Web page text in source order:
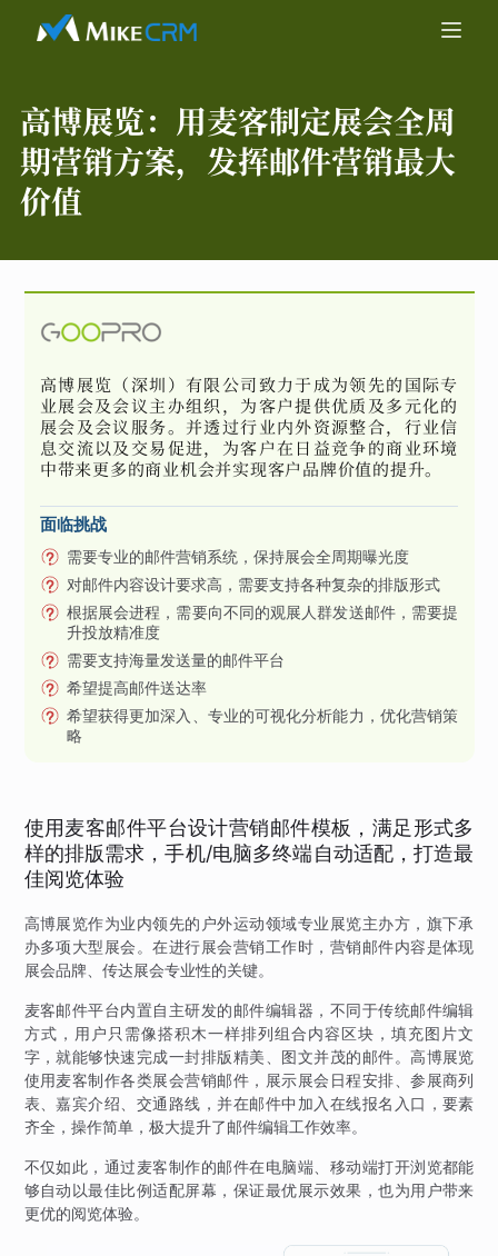
高博展览： 用麦客制定展会全周
期营销方案，发挥邮件营销最大
价值
高博展览（深圳）有限公司致力于成为领先的国际专
业展会及会议主办组织，为客户提供优质及多元化的
展会及会议服务。并透过行业内外资源整合，行业信
息交流以及交易促进，为客户在日益竞争的商业环境
中带来更多的商业机会并实现客户品牌价值的提升。
面临挑战
需要专业的邮件营销系统，保持展会全周期曝光度
对邮件内容设计要求高，需要支持各种复杂的排版形式
根据展会进程，需要向不同的观展人群发送邮件，需要提
升投放精准度
需要支持海量发送量的邮件平台
希望提高邮件送达率
希望获得更加深入、专业的可视化分析能力，优化营销策
略
使用麦客邮件平台设计营销邮件模板，满足形式多
样的排版需求，手机/电脑多终端自动适配，打造最
佳阅览体验
高博展览作为业内领先的户外运动领域专业展览主办方，旗下承
办多项大型展会。在进行展会营销工作时，营销邮件内容是体现
展会品牌、传达展会专业性的关键。
麦客邮件平台内置自主研发的邮件编辑器，不同于传统邮件编辑
方式，用户只需像搭积木一样排列组合内容区块，填充图片文
字，就能够快速完成一封排版精美、图文并茂的邮件。高博展览
使用麦客制作各类展会营销邮件，展示展会日程安排、参展商列
表、嘉宾介绍、交通路线，并在邮件中加入在线报名入口，要素
齐全，操作简单，极大提升了邮件编辑工作效率。
不仅如此，通过麦客制作的邮件在电脑端、移动端打开浏览都能
够自动以最佳比例适配屏幕，保证最优展示效果，也为用户带来
更优的阅览体验。